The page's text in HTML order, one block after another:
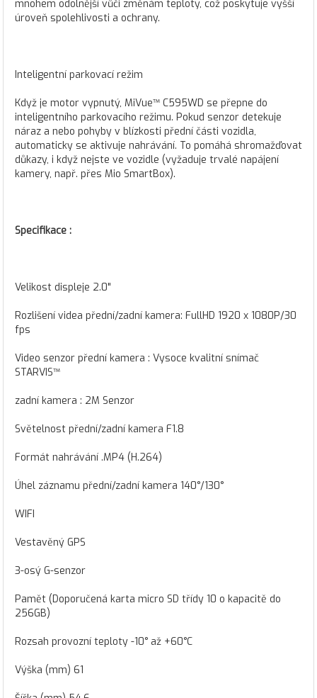
mnohem odolnější vůči změnám teploty, což poskytuje vyšší
úroveň spolehlivosti a ochrany.
Inteligentní parkovací režim
Když je motor vypnutý, MiVue™ C595WD se přepne do
inteligentního parkovacího režimu. Pokud senzor detekuje
náraz a nebo pohyby v blízkosti přední části vozidla,
automaticky se aktivuje nahrávání. To pomáhá shromažďovat
důkazy, i když nejste ve vozidle (vyžaduje trvalé napájení
kamery, např. přes Mio SmartBox).
Specifikace :
Velikost displeje 2.0"
Rozlišení videa přední/zadní kamera: FullHD 1920 x 1080P/30
fps
Video senzor přední kamera : Vysoce kvalitní snímač
STARVIS™
zadní kamera : 2M Senzor
Světelnost přední/zadní kamera F1.8
Formát nahrávání .MP4 (H.264)
Úhel záznamu přední/zadní kamera 140°/130°
WIFI
Vestavěný GPS
3-osý G-senzor
Pamět (Doporučená karta micro SD třídy 10 o kapacitě do
256GB)
Rozsah provozní teploty -10° až +60°C
Výška (mm) 61